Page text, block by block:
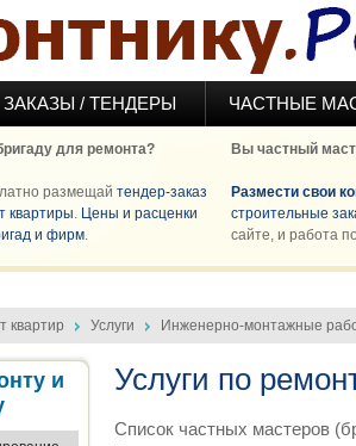
ЗАКАЗЫ / ТЕНДЕРЫ ЧАСТНЫЕ
для ремонта?
размещай тендер-заказ
квартиры. Цены и расценки
и фирм.
Вы частный
Размести свои
строительные
сайте, и работа
квартир Услуги Инженерно-монтажные
и
Услуги по
Список частных мастеров